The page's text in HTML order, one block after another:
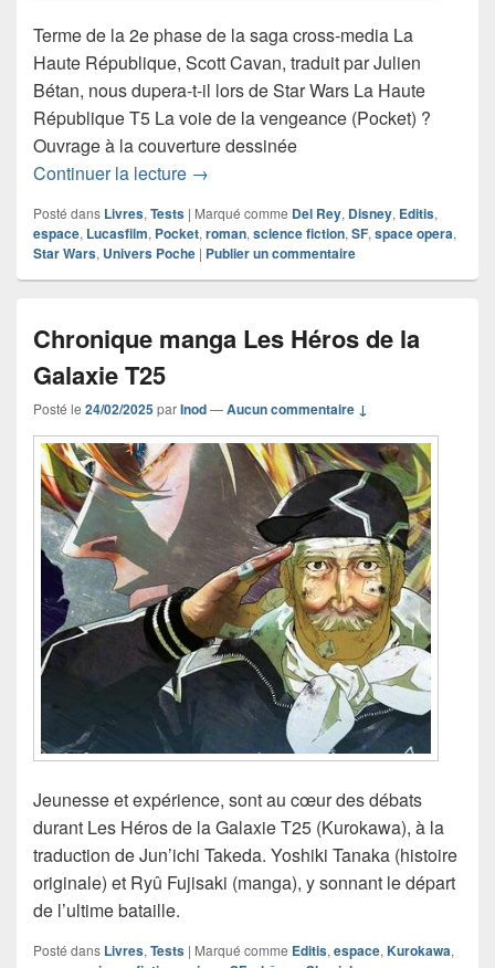
Terme de la 2e phase de la saga cross-media La
Haute République, Scott Cavan, traduit par Julien
Bétan, nous dupera-t-il lors de Star Wars La Haute
République T5 La voie de la vengeance (Pocket) ?
Ouvrage à la couverture dessinée
Continuer la lecture Chronique roman Star Wars La
→
Posté dans Livres, Tests | Marqué comme Del Rey, Disney, Editis,
espace, Lucasfilm, Pocket, roman, science fiction, SF, space opera,
Star Wars, Univers Poche | Publier un commentaire
Chronique manga Les Héros de la
Galaxie T25
Posté le 24/02/2025parInod—Aucun commentaire ↓
Jeunesse et expérience, sont au cœur des débats
durant Les Héros de la Galaxie T25 (Kurokawa), à la
traduction de Jun’ichi Takeda. Yoshiki Tanaka (histoire
originale) et Ryû Fujisaki (manga), y sonnant le départ
de l’ultime bataille.
Posté dans Livres, Tests | Marqué comme Editis, espace, Kurokawa,